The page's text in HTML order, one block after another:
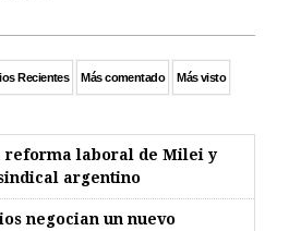
Recientes Más comentado Más visto
reforma laboral de Milei y
argentino
negocian un nuevo